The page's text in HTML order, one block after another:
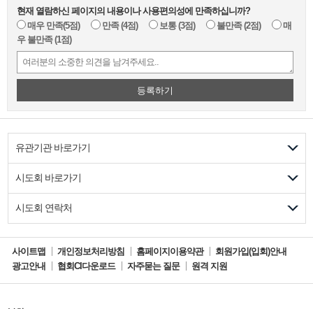
력이 발생합니다.
협회는 합리적인 사유가 있는 경우 이 약관을 변경할 수 있으
며, 변경된 약관은 제1항과 같은 방법으로 게시함으로써 효력
이 발생합니다.
이 약관에 명시되지 않은 사항이 관계법령에 규정되어 있을 경우에
는 그 규정에 따릅니다.
제2장 서비스 이용계약
제5조 (이용계약의 성립)
회원은 이 약관에 동의한다는 의사표시를 한 후 협회가 정한
가입양식에 따라 회원 가입신청을 하여야 하며, 동 가입신청
에 대하여 협회의 가입승낙이 있는 경우에 서비스 이용계약이
개인정보의 보유 및 이용 기간
회원가입신청자 정보 :
2년
신청자는 개인정보 수집·이용 동의에 거부할
수 있으나 동의 거부 시 홈페이지 회원가입
이 제한될 수 있습니다.
현재 열람하신 페이지의 내용이나 사용편의성에 만족하십니까?
매우 만족(5점) 만족 (4점) 보통 (3점) 불만족 (2점)
매
우 불만족 (1점)
등록하기
유관기관 바로가기
시도회 바로가기
시도회 연락처
사이트맵 개인정보처리방침 홈페이지이용약관
회원가입(입회)안내
광고안내
협회CI다운로드 자주묻는 질문 원격 지원